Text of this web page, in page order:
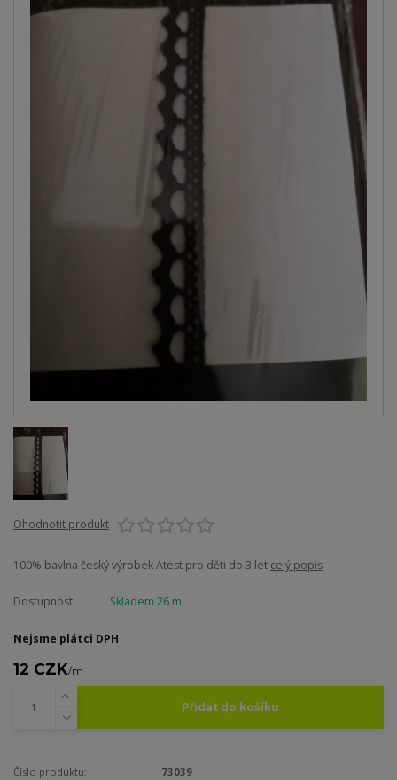
Ohodnotit produkt
100% bavlna český výrobek Atest pro děti do 3 let celý popis
Dostupnost Skladem 26 m
Nejsme plátci DPH
12 CZK/m
Přidat do košíku
Číslo produktu:
73039